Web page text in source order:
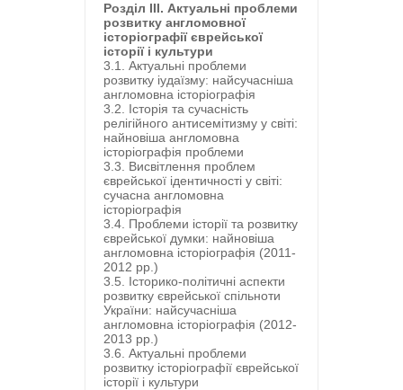
Розділ ІІІ. Актуальні проблеми
розвитку англомовної
історіографії єврейської
історії і культури
3.1. Актуальні проблеми
розвитку іудаїзму: найсучасніша
англомовна історіографія
3.2. Історія та сучасність
релігійного антисемітизму у світі:
найновіша англомовна
історіографія проблеми
3.3. Висвітлення проблем
єврейської ідентичності у світі:
сучасна англомовна
історіографія
3.4. Проблеми історії та розвитку
єврейської думки: найновіша
англомовна історіографія (2011-
2012 рр.)
3.5. Історико-політичні аспекти
розвитку єврейської спільноти
України: найсучасніша
англомовна історіографія (2012-
2013 рр.)
3.6. Актуальні проблеми
розвитку історіографії єврейської
історії і культури